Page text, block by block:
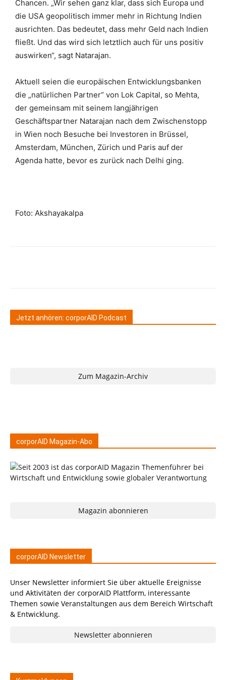
Chancen. „Wir sehen ganz klar, dass sich Europa und
die USA geopolitisch immer mehr in Richtung Indien
ausrichten. Das bedeutet, dass mehr Geld nach Indien
fließt. Und das wird sich letztlich auch für uns positiv
auswirken“, sagt Natarajan.
Aktuell seien die europäischen Entwicklungsbanken
die „natürlichen Partner“ von Lok Capital, so Mehta,
der gemeinsam mit seinem langjährigen
Geschäftspartner Natarajan nach dem Zwischenstopp
in Wien noch Besuche bei Investoren in Brüssel,
Amsterdam, München, Zürich und Paris auf der
Agenda hatte, bevor es zurück nach Delhi ging.
Foto: Akshayakalpa
Jetzt anhören: corporAID Podcast
Zum Magazin-Archiv
corporAID Magazin-Abo
Magazin abonnieren
corporAID Newsletter
Unser Newsletter informiert Sie über aktuelle Ereignisse
und Aktivitäten der corporAID Plattform, interessante
Themen sowie Veranstaltungen aus dem Bereich Wirtschaft
& Entwicklung.
Newsletter abonnieren